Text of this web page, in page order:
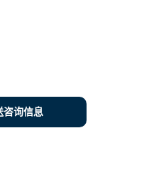
咨询信息